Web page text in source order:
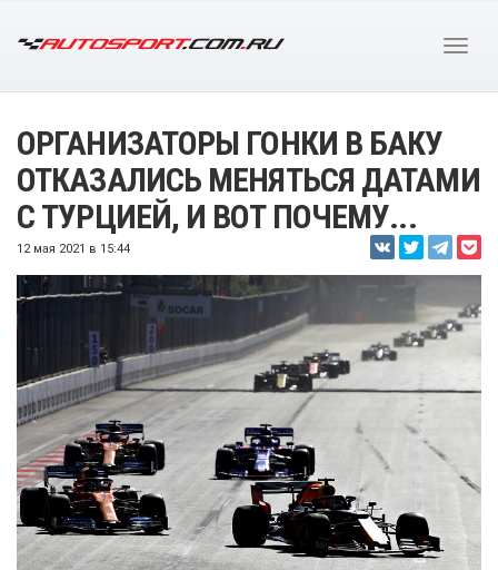
ОРГАНИЗАТОРЫ ГОНКИ В БАКУ
ОТКАЗАЛИСЬ МЕНЯТЬСЯ ДАТАМИ
С ТУРЦИЕЙ, И ВОТ ПОЧЕМУ...
12 мая 2021 в 15:44